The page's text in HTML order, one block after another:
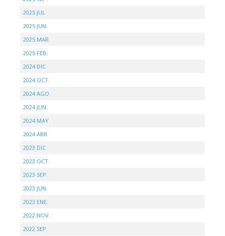
2025 JUL.
2025 JUN.
2025 MAR.
2025 FEB.
2024 DIC.
2024 OCT.
2024 AGO.
2024 JUN.
2024 MAY.
2024 ABR.
2023 DIC.
2023 OCT.
2023 SEP.
2023 JUN.
2023 ENE.
2022 NOV.
2022 SEP.